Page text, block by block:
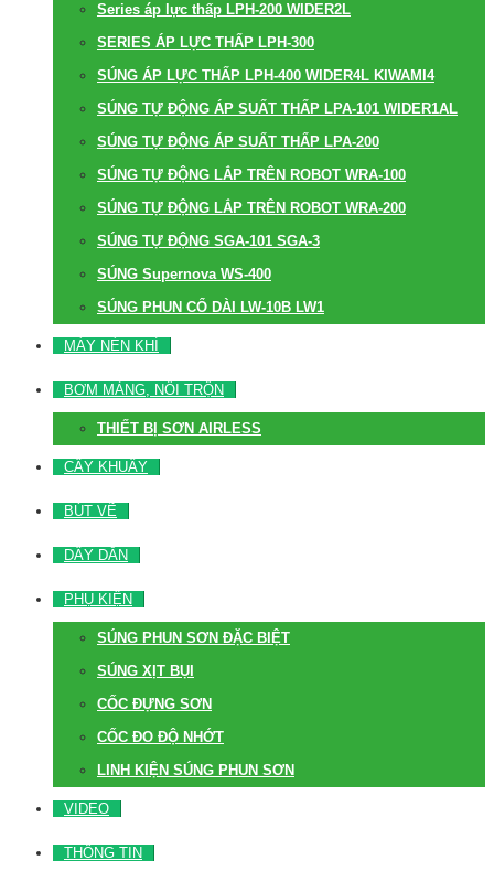
Series áp lực thấp LPH-200 WIDER2L
SERIES ÁP LỰC THẤP LPH-300
SÚNG ÁP LỰC THẤP LPH-400 WIDER4L KIWAMI4
SÚNG TỰ ĐỘNG ÁP SUẤT THẤP LPA-101 WIDER1AL
SÚNG TỰ ĐỘNG ÁP SUẤT THẤP LPA-200
SÚNG TỰ ĐỘNG LẮP TRÊN ROBOT WRA-100
SÚNG TỰ ĐỘNG LẮP TRÊN ROBOT WRA-200
SÚNG TỰ ĐỘNG SGA-101 SGA-3
SÚNG Supernova WS-400
SÚNG PHUN CỔ DÀI LW-10B LW1
MÁY NÉN KHÍ
BƠM MÀNG, NỒI TRỘN
THIẾT BỊ SƠN AIRLESS
CÂY KHUẤY
BÚT VẼ
DÂY DẪN
PHỤ KIỆN
SÚNG PHUN SƠN ĐẶC BIỆT
SÚNG XỊT BỤI
CỐC ĐỰNG SƠN
CỐC ĐO ĐỘ NHỚT
LINH KIỆN SÚNG PHUN SƠN
VIDEO
THÔNG TIN